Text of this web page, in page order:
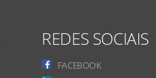
REDES SOCIAIS
FACEBOOK